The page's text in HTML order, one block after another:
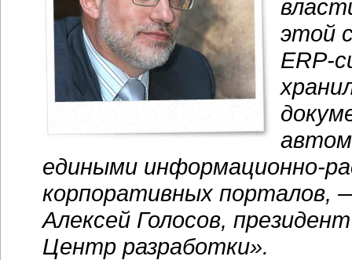
этой
ERP-
едиными информационно-
корпоративных порталов,
Алексей Голосов,
Центр разработки».